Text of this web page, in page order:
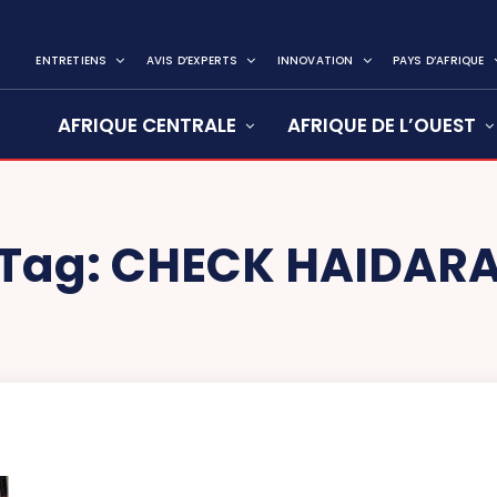
ENTRETIENS AVIS D’EXPERTS INNOVATION PAYS D’AFRIQUE
AFRIQUE CENTRALE AFRIQUE DE L’OUEST
CHECK